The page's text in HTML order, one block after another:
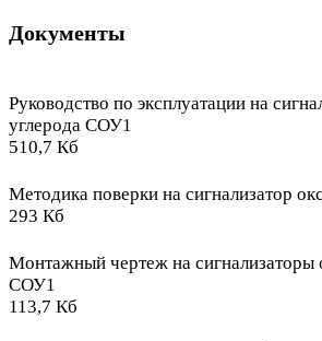
Документы
Руководство по эксплуатации на
углерода СОУ1
510,7 Кб
Методика поверки на сигнализатор
293 Кб
Монтажный чертеж на сигнализаторы
СОУ1
113,7 Кб